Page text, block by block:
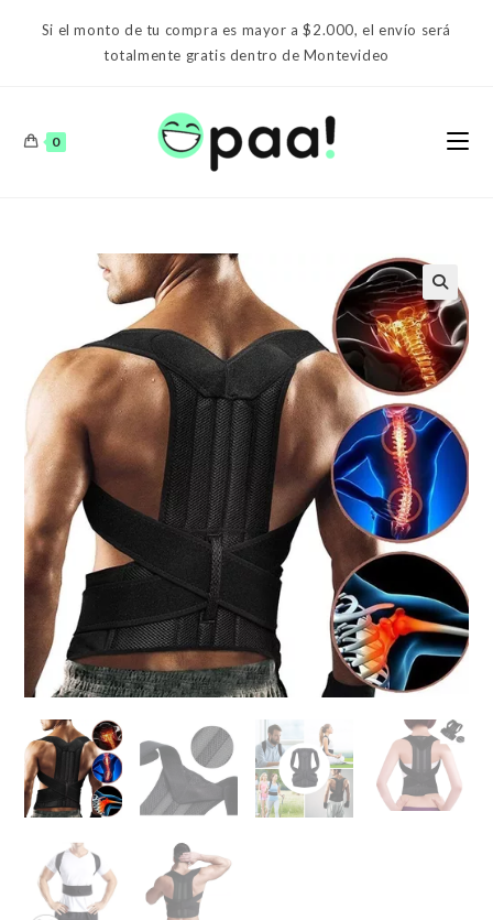
Si el monto de tu compra es mayor a $2.000, el envío será
totalmente gratis dentro de Montevideo
0